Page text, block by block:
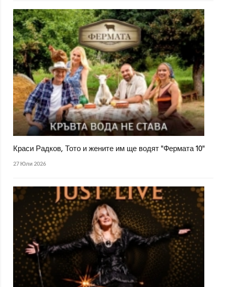
Краси Радков, Тото и жените им ще водят "Фермата 10"
27 Юли 2026